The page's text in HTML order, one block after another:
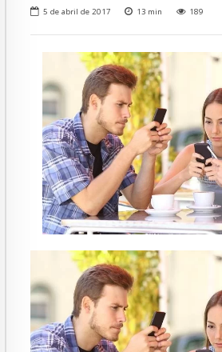
5 de abril de 2017 13 min 189